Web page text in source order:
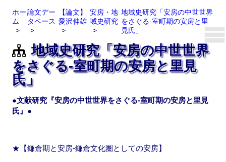
ホー
ム
論文デー
タベース
【論文】
愛沢伸雄
安房・地
域史研究
地域史研究「安房の中世世界
をさぐる-室町期の安房と里
見氏」
地域史研究「安房の中世世界
をさぐる-室町期の安房と里見
氏」
●文献研究『安房の中世世界をさぐる-室町期の安房と里見
氏』●
★【鎌倉期と安房-鎌倉文化圏としての安房】